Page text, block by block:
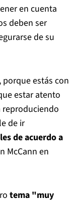
en cuenta
deben ser
de su
estás con
estar atento
reproduciendo
de ir
de acuerdo a
McCann en
tema "muy